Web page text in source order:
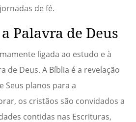
de fé.
Palavra de Deus
ligada ao estudo e à
de Deus. A Bíblia é a revelação
Seus planos para a
os cristãos são convidados a
contidas nas Escrituras,